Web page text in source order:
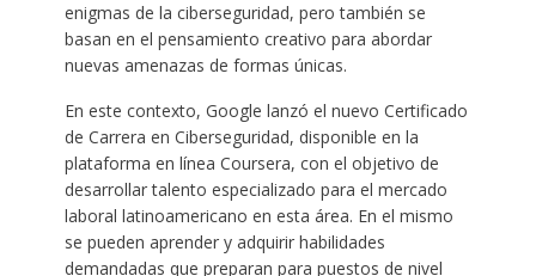
enigmas de la ciberseguridad, pero también se
basan en el pensamiento creativo para abordar
nuevas amenazas de formas únicas.
En este contexto, Google lanzó el nuevo Certificado
de Carrera en Ciberseguridad, disponible en la
plataforma en línea Coursera, con el objetivo de
desarrollar talento especializado para el mercado
laboral latinoamericano en esta área. En el mismo
se pueden aprender y adquirir habilidades
demandadas que preparan para puestos de nivel